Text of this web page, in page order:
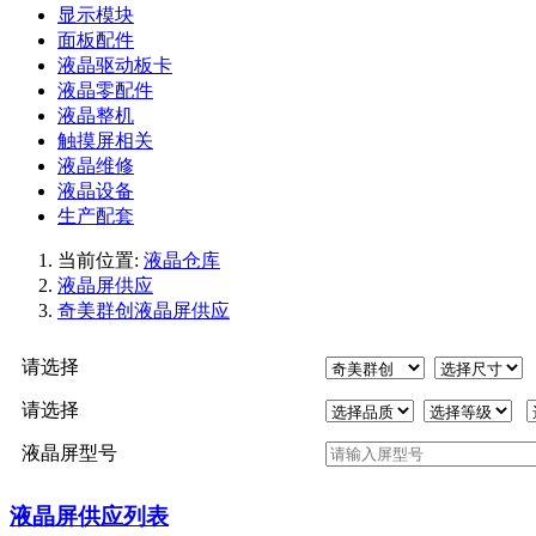
显示模块
面板配件
液晶驱动板卡
液晶零配件
液晶整机
触摸屏相关
液晶维修
液晶设备
生产配套
当前位置: 液晶仓库
液晶屏供应
奇美群创液晶屏供应
请选择
请选择
液晶屏型号
液晶屏供应列表